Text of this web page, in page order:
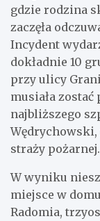
gdzie rodzina
zaczęła
Incydent
dokładnie 10
przy ulicy
musiała
najbliższego
straży pożarnej.
W wyniku
miejsce w
Radomia,